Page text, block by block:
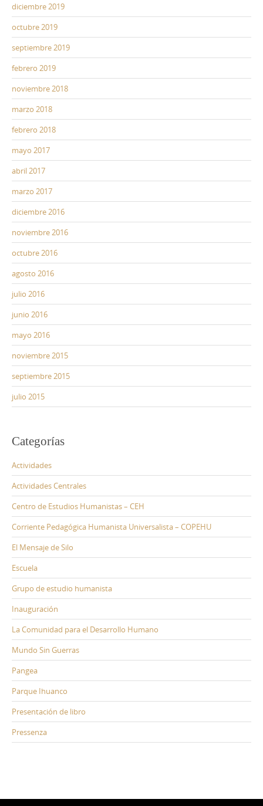
diciembre 2019
octubre 2019
septiembre 2019
febrero 2019
noviembre 2018
marzo 2018
febrero 2018
mayo 2017
abril 2017
marzo 2017
diciembre 2016
noviembre 2016
octubre 2016
agosto 2016
julio 2016
junio 2016
mayo 2016
noviembre 2015
septiembre 2015
julio 2015
Categorías
Actividades
Actividades Centrales
Centro de Estudios Humanistas – CEH
Corriente Pedagógica Humanista Universalista – COPEHU
El Mensaje de Silo
Escuela
Grupo de estudio humanista
Inauguración
La Comunidad para el Desarrollo Humano
Mundo Sin Guerras
Pangea
Parque Ihuanco
Presentación de libro
Pressenza